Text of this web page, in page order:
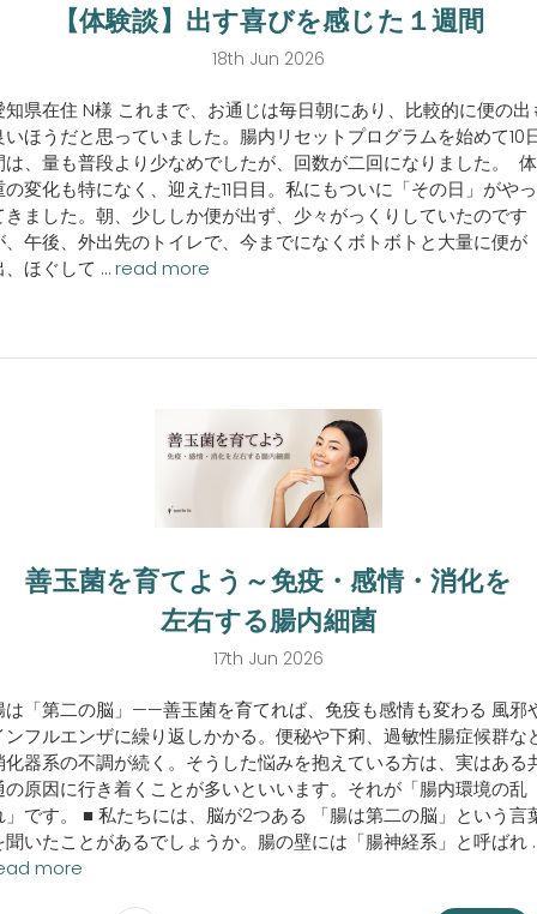
【体験談】出す喜びを感じた１週間
18th Jun 2026
知県在住 N様 これまで、お通じは毎日朝にあり、比較的に便の出
いほうだと思っていました。腸内リセットプログラムを始めて10
は、量も普段より少なめでしたが、回数が二回になりました。 体
の変化も特になく、迎えた11日目。私にもついに「その日」がやっ
きました。朝、少ししか便が出ず、少々がっくりしていたのです
、午後、外出先のトイレで、今までになくボトボトと大量に便が
、ほぐして …read more
善玉菌を育てよう～免疫・感情・消化を
左右する腸内細菌
17th Jun 2026
は「第二の脳」——善玉菌を育てれば、免疫も感情も変わる 風邪
ンフルエンザに繰り返しかかる。便秘や下痢、過敏性腸症候群な
化器系の不調が続く。そうした悩みを抱えている方は、実はある
の原因に行き着くことが多いといいます。それが「腸内環境の乱
」です。 ■ 私たちには、脳が2つある 「腸は第二の脳」という言
聞いたことがあるでしょうか。腸の壁には「腸神経系」と呼ばれ
more